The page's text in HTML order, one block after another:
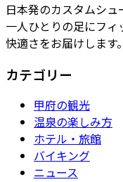
日本発のカスタムシ
一人ひとりの足にフ
快適さをお届けします。
カテゴリー
甲府の観光
温泉の楽しみ方
ホテル・旅館
バイキング
ニュース